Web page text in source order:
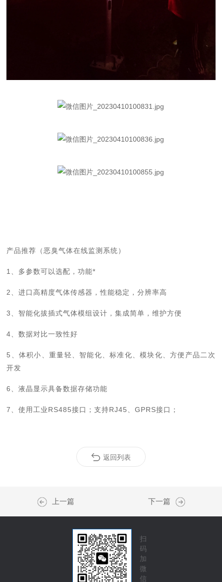
产品推荐（恶臭气体在线监测系统）
1、多参数可以选配，功能*
2、进口高精度气体传感器，性能稳定，分辨率高
3、智能化拔插式气体模组设计，集成简单，维护方便
4、数据对比一致性好
5、体积小、重量轻、智能化、标准化、模块化、方便产品二次
开发
6、液晶显示具备数据存储功能
7、使用工业RS485接口；支持RJ45、GPRS接口；
返回列表
上一篇 下一篇
扫
码
加
微
信